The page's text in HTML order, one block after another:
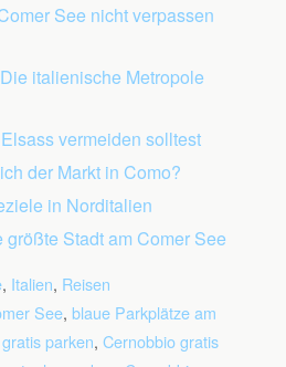
See nicht verpassen
italienische Metropole
vermeiden solltest
der Markt in Como?
in Norditalien
Stadt am Comer See
, Italien, Reisen
See, blaue Parkplätze am
parken, Cernobbio gratis